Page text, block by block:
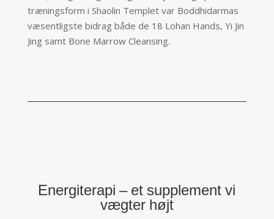
træningsform i Shaolin Templet var Boddhidarmas
væsentligste bidrag både de 18 Lohan Hands, Yi Jin
Jing samt Bone Marrow Cleansing.
Energiterapi – et supplement vi
vægter højt